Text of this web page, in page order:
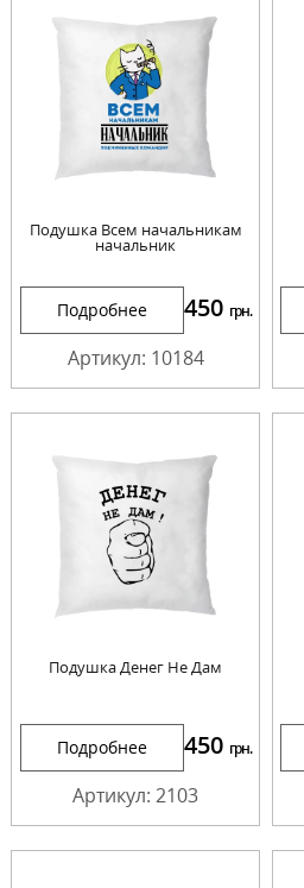
Подушка Всем начальникам
начальник
Подробнее 450 грн.
Артикул: 10184
Подушка Денег Не Дам
Подробнее 450 грн.
Артикул: 2103